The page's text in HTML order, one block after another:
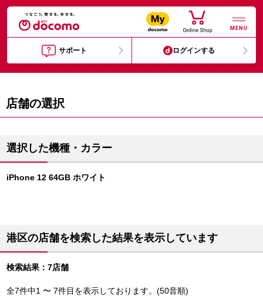
MENU
サポート ログインする
店舗の選択
選択した機種・カラー
iPhone 12 64GB ホワイト
港区の店舗を検索した結果を表示しています
検索結果：7店舗
全7件中1 〜 7件目を表示しております。(50音順)